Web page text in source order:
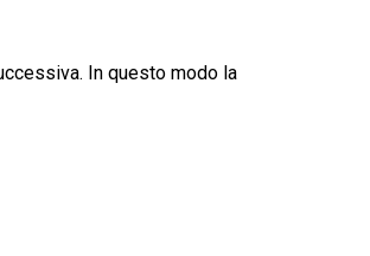
In questo modo la